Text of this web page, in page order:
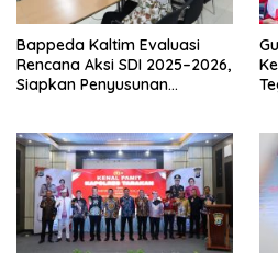
Bappeda Kaltim Evaluasi
Rencana Aksi SDI 2025–2026,
Siapkan Penyusunan